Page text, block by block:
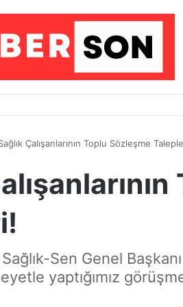
Çalışanlarının Toplu Sözleşme
Sen Genel
yaptığımız